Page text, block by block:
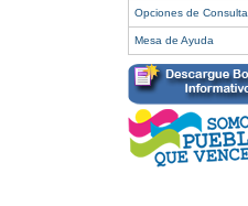
Opciones de Consulta
Mesa de Ayuda